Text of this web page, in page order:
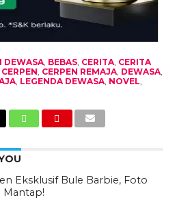
DEWASA, BEBAS, CERITA, CERITA
CERPEN, CERPEN REMAJA, DEWASA,
, LEGENDA DEWASA, NOVEL,
Eksklusif Bule Barbie, Foto
Mantap!